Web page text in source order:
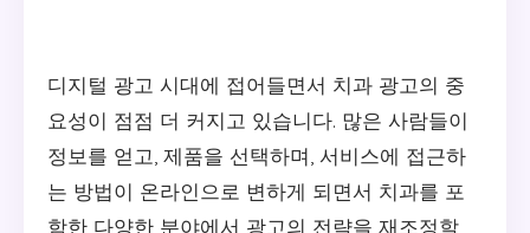
디지털 광고 시대에 접어들면서 치과 광고의 중
요성이 점점 더 커지고 있습니다. 많은 사람들이
정보를 얻고, 제품을 선택하며, 서비스에 접근하
는 방법이 온라인으로 변하게 되면서 치과를 포
함한 다양한 분야에서 광고의 전략을 재조정할